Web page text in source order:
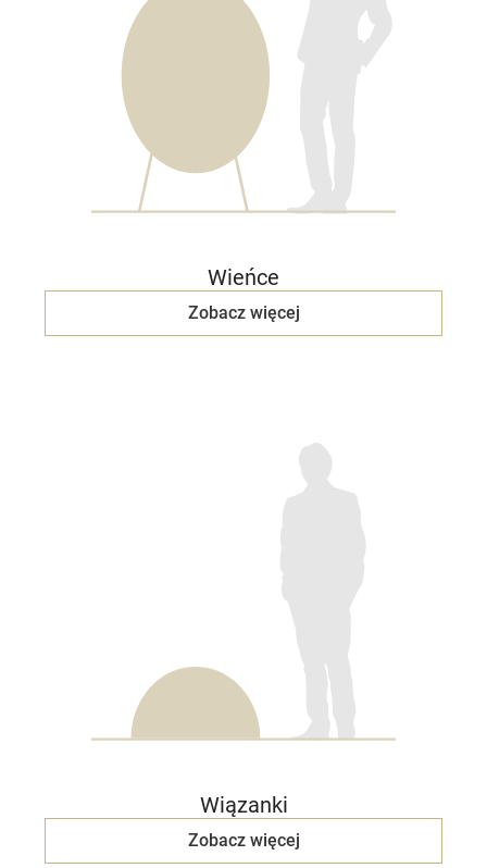
Wieńce
Zobacz więcej
Wiązanki
Zobacz więcej